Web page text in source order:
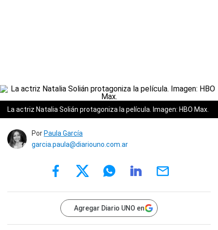
La actriz Natalia Solián protagoniza la película. Imagen: HBO Max.
Por Paula García
garcia.paula@diariouno.com.ar
Agregar Diario UNO en